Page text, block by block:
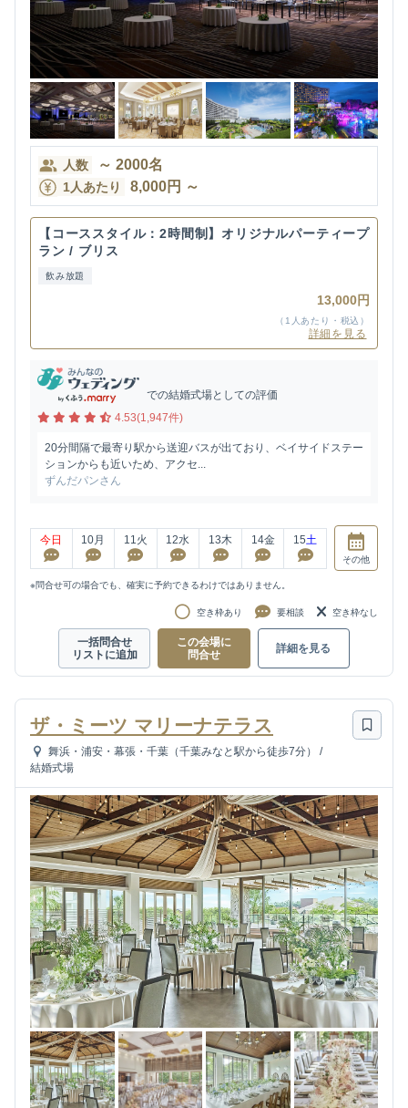
人数 ～ 2000名
1人あたり 8,000円 ～
【コーススタイル：2時間制】オリジナルパーティープ
ラン / ブリス
飲み放題
13,000円
（1人あたり・税込）
詳細を見る
での結婚式場としての評価
4.53(1,947件)
20分間隔で最寄り駅から送迎バスが出ており、ベイサイドステー
ションからも近いため、アクセ...
ずんだパンさん
今日 10月 11火 12水 13木 14金 15土
その他
※問合せ可の場合でも、確実に予約できるわけではありません。
空き枠あり 要相談 空き枠なし
一括問合せ
リストに追加
この会場に
問合せ
詳細を見る
ザ・ミーツ マリーナテラス
舞浜・浦安・幕張・千葉（千葉みなと駅から徒歩7分）
/
結婚式場